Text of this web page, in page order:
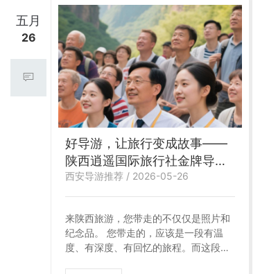
五月
26
好导游，让旅行变成故事——
陕西逍遥国际旅行社金牌导游
服务，让每一处风景都有温度
西安导游推荐 / 2026-05-26
来陕西旅游，您带走的不仅仅是照片和
纪念品。 您带走的，应该是一段有温
度、有深度、有回忆的旅程。而这段旅